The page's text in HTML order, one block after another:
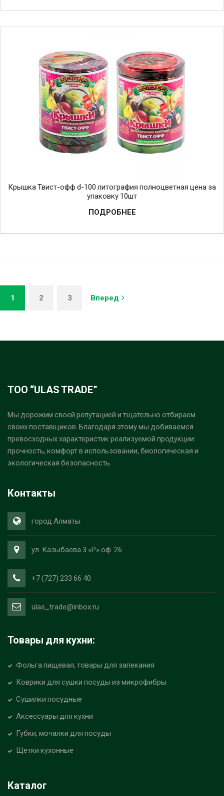
Крышка Твист-офф d-100 литография полноцветная цена за
упаковку 10шт
ПОДРОБНЕЕ
1 2 3 Вперед
ТОО “ULAS TRADE”
Мы дорожим своей репутацией и тщательно отбираем
своих поставщиков. Благодаря этому мы добиваемся
превосходных характеристик реализуемой продукции:
прочность, комфорт в использовании, биологическая и
экологическая безопасность.
Контакты
город Алматы
ул. Казыбаева 3 «Р» оф. 26
+7 (727) 233 66 40
ulas_trade@inbox.ru
Товары для кухни:
Фольга пищевая, товары для запекания
Коврики для сушки посуды из микрофибры
Сушилки посудные
Аксессуары для кухни
Губки, мочалки для посуды
Щетки кухонные
Каталог